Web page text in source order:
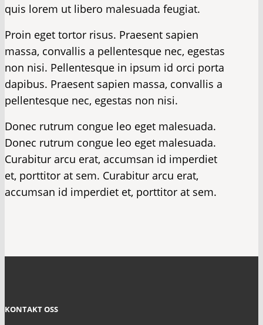
quis lorem ut libero malesuada feugiat.
Proin eget tortor risus. Praesent sapien
massa, convallis a pellentesque nec, egestas
non nisi. Pellentesque in ipsum id orci porta
dapibus. Praesent sapien massa, convallis a
pellentesque nec, egestas non nisi.
Donec rutrum congue leo eget malesuada.
Donec rutrum congue leo eget malesuada.
Curabitur arcu erat, accumsan id imperdiet
et, porttitor at sem. Curabitur arcu erat,
accumsan id imperdiet et, porttitor at sem.
KONTAKT OSS